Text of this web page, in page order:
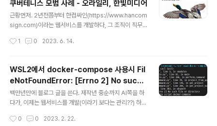
Spring이 좋고 말고를 떠나서 다른 언어들에 비해서 메모
리도 많이 사용하고, 메모리 관리가 어렵다는게 큰 문제 라
는것을 최근에 격고 있다.메모리 관리는 GC 가 알아서 해
리 관리 문제는 Memory Leak 이나..
쿠버테니스 모범 사례 - 오라일리, 한빛미디어
근황먼저. 2년전쯤부터 한컴싸인(https://www.hancom
sign.com)이라는 웹서비스를 개발하다, 그 조직이 직무
변화가 많은? 조직으로 이동하여 현재는 팀원을 하고 있다.
중 몇권을 순차적으로 정리해 본다. 오래전에 읽었던 책들
도 있어서, 지금 이 글을 읽는 사람에게는 이미 오래된 책일
수 있이라 도움이 될런지 모르겠지만, 그래도 읽은 티라도
내 보려고 대충 정리해 본다. 그러니 걍 그런가 보다 하자.
사례 - 오라일리, 한빛미디어 책 읽기 이 책은 초보..
1 0 2023. 6. 14.
WSL2에서 docker-compose 사용시 Fil
eNotFoundError: [Errno 2] No such f
ile or directory 에러 발생시 문제 해결
백만년만에 블로그 글을 쓴다. 제작년 중순까지 AI쪽을 하
다가, 이제는 웹서비스를 개발(이라기 보다는 관리??) 하고
dows 10에서 IntelliJ를 이용해서 c:\works 디렉토리에
0 0 2023. 2. 22.